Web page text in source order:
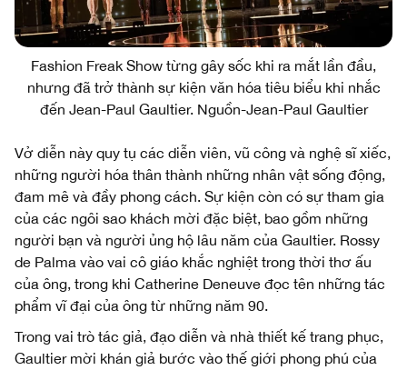
Fashion Freak Show từng gây sốc khi ra mắt lần đầu,
nhưng đã trở thành sự kiện văn hóa tiêu biểu khi nhắc
đến Jean-Paul Gaultier. Nguồn-Jean-Paul Gaultier
Vở diễn này quy tụ các diễn viên, vũ công và nghệ sĩ xiếc,
những người hóa thân thành những nhân vật sống động,
đam mê và đầy phong cách. Sự kiện còn có sự tham gia
của các ngôi sao khách mời đặc biệt, bao gồm những
người bạn và người ủng hộ lâu năm của Gaultier. Rossy
de Palma vào vai cô giáo khắc nghiệt trong thời thơ ấu
của ông, trong khi Catherine Deneuve đọc tên những tác
phẩm vĩ đại của ông từ những năm 90.
Trong vai trò tác giả, đạo diễn và nhà thiết kế trang phục,
Gaultier mời khán giả bước vào thế giới phong phú của